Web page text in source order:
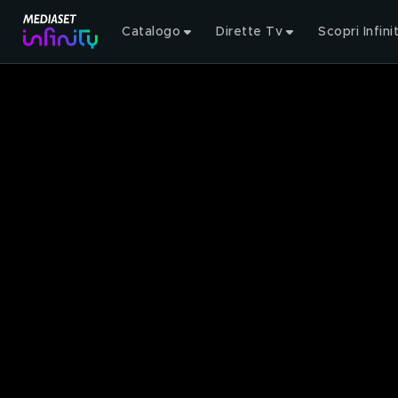
Catalogo Dirette Tv Scopri